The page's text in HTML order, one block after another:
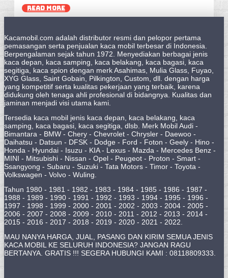
READ MORE
Kacamobil.com adalah distributor resmi dan pelopor pertama
pemasangan serta penjualan kaca mobil terbesar di Indonesia.
Berpengalaman sejak tahun 1972. Menyediakan berbagai jenis
kaca depan, kaca samping, kaca belakang, kaca bagasi, kaca
segitiga, kaca spion dengan merk Asahimas, Mulia Glass, Fuyao,
XYG Glass, Saint Gobain, Pilkington, Custom, dll. dengan harga
yang kompetitif serta kualitas pekerjaan yang terbaik, karena
didukung oleh tenaga ahli profesional di bidangnya. Kualitas dan
jaminan menjadi visi utama kami.
Tersedia kaca mobil jenis kaca depan, kaca belakang, kaca
samping, kaca bagasi, kaca segitiga, dlsb. Merk Mobil Audi -
Bimantara - BMW - Chery - Chevrolet - Chrysler - Daewoo -
Daihatsu - Datsun - DFSK - Dodge - Ford - Foton - Geely - Hino -
Honda - Hyundai - Isuzu - KIA - Lexus - Mazda - Mercedes Benz -
MINI - Mitsubishi - Nissan - Opel - Peugeot - Proton - Smart -
Ssangyong - Subaru - Suzuki - Tata Motors - Timor - Toyota -
Volkswagen - Volvo - Wuling.
Tahun 1980 - 1981 - 1982 - 1983 - 1984 - 1985 - 1986 - 1987 -
1988 - 1989 - 1990 - 1991 - 1992 - 1993 - 1994 - 1995 - 1996 -
1997 - 1998 - 1999 - 2000 - 2001 - 2002 - 2003 - 2004 - 2005 -
2006 - 2007 - 2008 - 2009 - 2010 - 2011 - 2012 - 2013 - 2014 -
2015 - 2016 - 2017 - 2018 - 2019 - 2020 - 2021 - 2022.
MAU NANYA HARGA, JUAL, PASANG DAN KIRIM SEMUA JENIS
KACA MOBIL KE SELURUH INDONESIA? JANGAN RAGU
BERTANYA. GRATIS !!! SEGERA HUBUNGI KAMI : 08118809333.